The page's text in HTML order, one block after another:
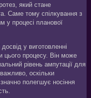
який стане
Саме тому спілкування з
у процесі планової
у виготовленні
цього процесу. Він може
рівень ампутації для
оскільки
полегшує носіння